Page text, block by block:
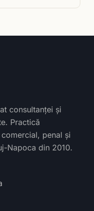
consultanței și
Practică
penal și
Napoca din 2010.